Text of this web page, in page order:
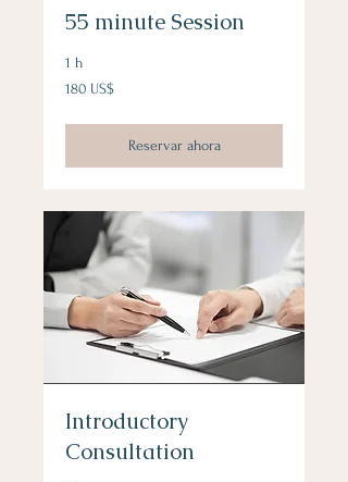
55 minute Session
1 h
180
dólares
180 US$
Reservar ahora
Introductory
Consultation